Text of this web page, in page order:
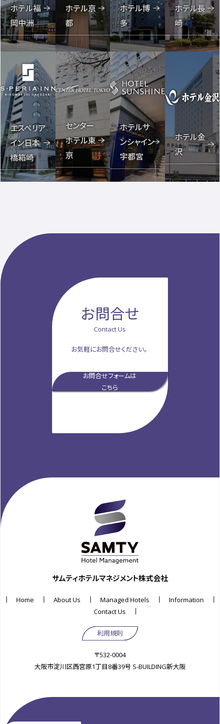
ホテル福
岡中洲
ホテル京
都
ホテル博
多
ホテル長
崎
エスペリア
イン日本
橋箱崎
センター
ホテル東
京
ホテルサ
ンシャイン
宇都宮
ホテル金
沢
お問合せ
Contact Us
お気軽にお問合せください。
お問合せフォームは
こちら
サムティホテルマネジメント株式会社
Home About Us Managed Hotels
Information
Contact Us
利用規則
〒532-0004
大阪市淀川区西宮原1丁目8番39号 S-BUILDING新大阪